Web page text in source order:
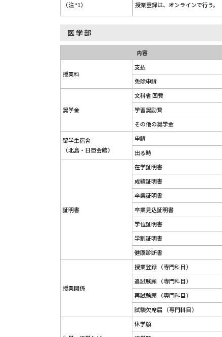
（注 *1） 授業登録は、オンラインで行う。
医学部
内容
授業料
支払
免除申請
奨学金
文科省 国費
学習奨励費
その他の奨学金
留学生宿舎
（北島・日亜会館）
申請
出る時
証明書
在学証明書
成績証明書
卒業証明書
卒業見込証明書
学位証明書
学割証明書
健康診断書
授業関係
授業登録 （専門科目）
追試験願 （専門科目）
再試験願 （専門科目）
試験欠席届 （専門科目）
休学願